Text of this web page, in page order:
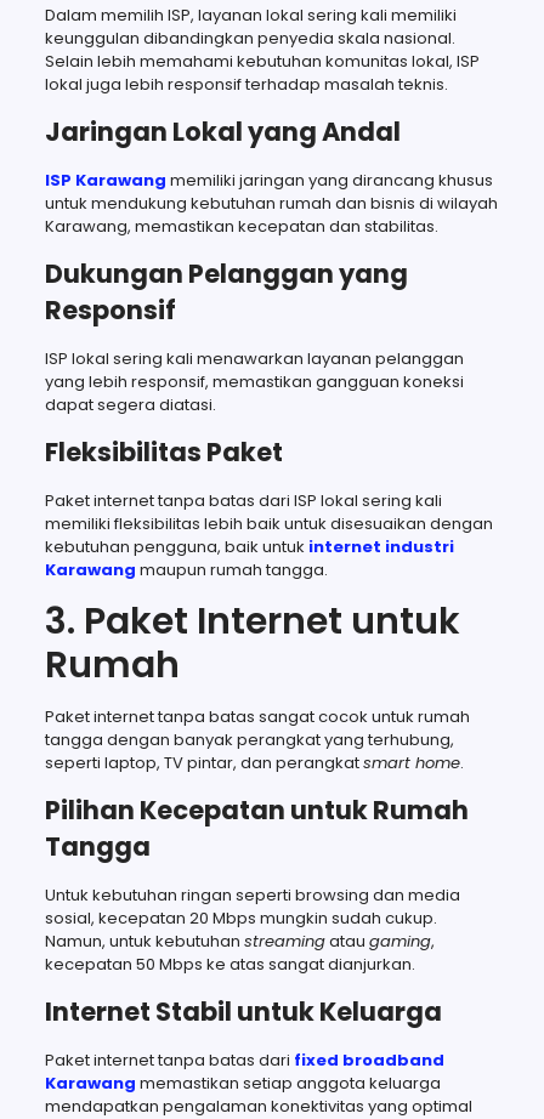
Dalam memilih ISP, layanan lokal sering kali memiliki
keunggulan dibandingkan penyedia skala nasional.
Selain lebih memahami kebutuhan komunitas lokal, ISP
lokal juga lebih responsif terhadap masalah teknis.
Jaringan Lokal yang Andal
ISP Karawang memiliki jaringan yang dirancang khusus
untuk mendukung kebutuhan rumah dan bisnis di wilayah
Karawang, memastikan kecepatan dan stabilitas.
Dukungan Pelanggan yang
Responsif
ISP lokal sering kali menawarkan layanan pelanggan
yang lebih responsif, memastikan gangguan koneksi
dapat segera diatasi.
Fleksibilitas Paket
Paket internet tanpa batas dari ISP lokal sering kali
memiliki fleksibilitas lebih baik untuk disesuaikan dengan
kebutuhan pengguna, baik untuk internet industri
Karawang maupun rumah tangga.
3. Paket Internet untuk
Rumah
Paket internet tanpa batas sangat cocok untuk rumah
tangga dengan banyak perangkat yang terhubung,
seperti laptop, TV pintar, dan perangkatsmart home.
Pilihan Kecepatan untuk Rumah
Tangga
Untuk kebutuhan ringan seperti browsing dan media
sosial, kecepatan 20 Mbps mungkin sudah cukup.
Namun, untuk kebutuhan streamingatau gaming,
kecepatan 50 Mbps ke atas sangat dianjurkan.
Internet Stabil untuk Keluarga
Paket internet tanpa batas dari fixed broadband
Karawang memastikan setiap anggota keluarga
mendapatkan pengalaman konektivitas yang optimal